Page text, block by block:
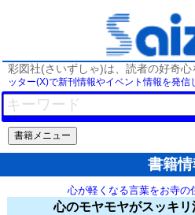
彩図社(さいずしゃ)は、読者の好奇心
ッター(X)で新刊情報やイベント情報を発信
書籍情
心が軽くなる言葉をお寺の
心のモヤモヤがスッキ